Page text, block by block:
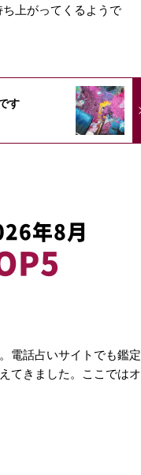
上がってくるようで
す
年8月
電話占いサイトでも鑑定
てきました。ここではオ